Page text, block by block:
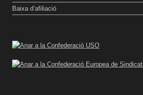
Baixa d’afiliació